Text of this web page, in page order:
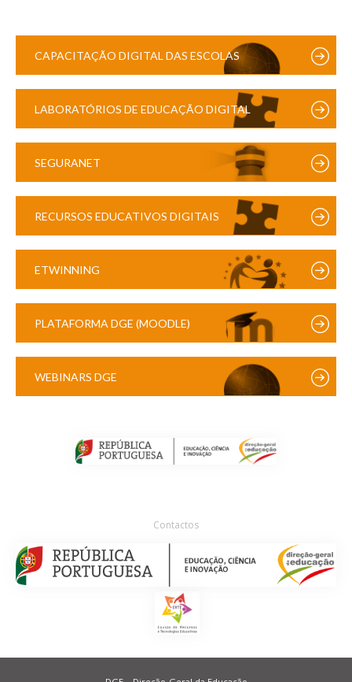
CAPACITAÇÃO DIGITAL DAS ESCOLAS
LABORATÓRIOS DE EDUCAÇÃO DIGITAL
SEGURANET
RECURSOS EDUCATIVOS DIGITAIS
ETWINNING
PLATAFORMA DGE (MOODLE)
WEBINARS DGE
Contactos